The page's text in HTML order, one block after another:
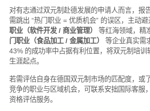
对有志通过双元制赴德发展的申请人而言，报
需跳出 “热门职业 = 优质机会” 的误区，主动避
职业（软件开发 / 商业管理）
等红海领域，精
门职业（食品加工 / 金属加工）
等企业真实需
43% 的成功率中占据有利位置，将双元制培训
生涯起点。
若需评估自身在德国双元制市场的匹配度，或
竞争的职业与区域机会，可联系安拙国际客服
资格评估服务。